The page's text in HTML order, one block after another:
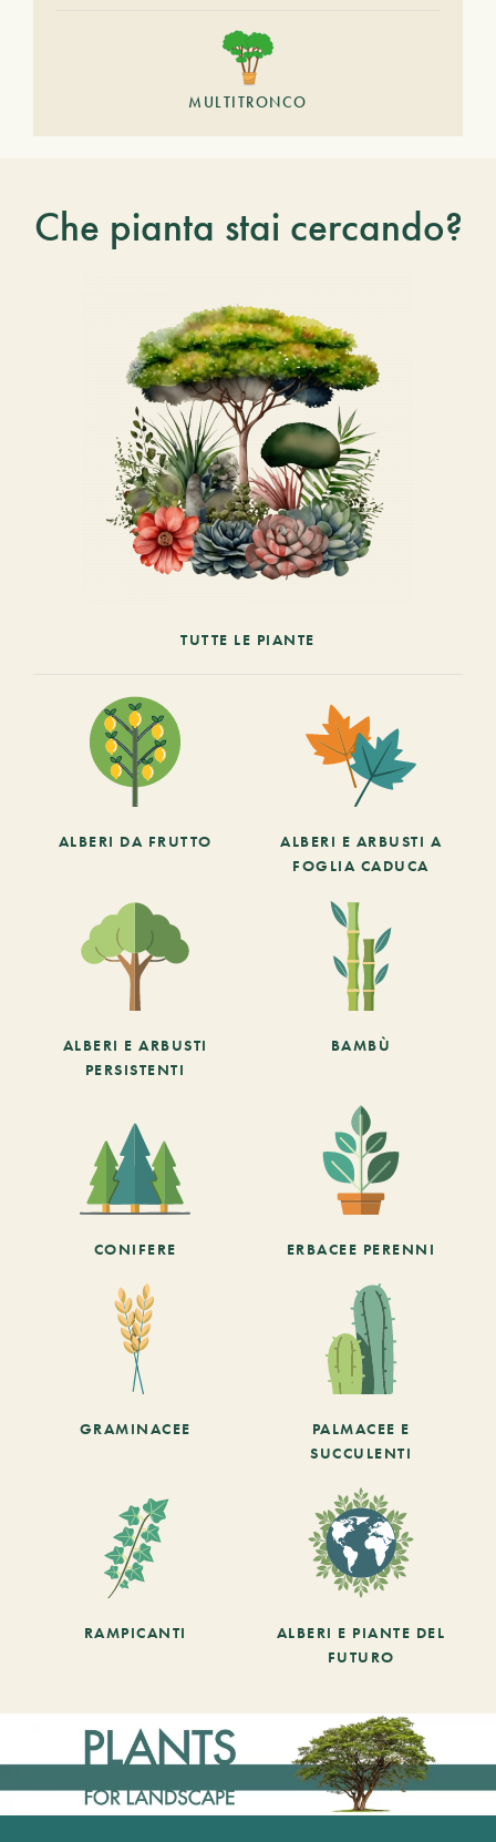
MULTITRONCO
Che pianta stai cercando?
TUTTE LE PIANTE
ALBERI DA FRUTTO
ALBERI E ARBUSTI A
FOGLIA CADUCA
ALBERI E ARBUSTI
PERSISTENTI
BAMBÙ
CONIFERE ERBACEE PERENNI
GRAMINACEE
PALMACEE E
SUCCULENTI
RAMPICANTI
ALBERI E PIANTE DEL
FUTURO